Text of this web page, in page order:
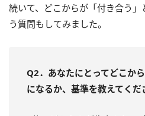
続いて、どこからが「付き合う
う質問もしてみました。
Q2．あなたにとってどこか
になるか、基準を教えてくだ